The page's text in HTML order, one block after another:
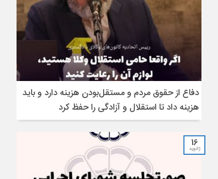
دفاع از حقوق مردم و مستقل‌بودن هزینه دارد و باید
هزینه داد تا استقلال و آزادگی را حفظ کرد
16
ژانویه